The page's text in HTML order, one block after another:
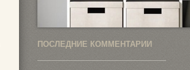
ПОСЛЕДНИЕ КОММЕНТАРИИ